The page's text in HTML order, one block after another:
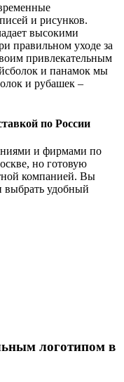
и рисунков.
высокими
правильном уходе за
привлекательным
и панамок мы
и рубашек –
по России
и фирмами по
но готовую
компанией. Вы
выбрать удобный
логотипом в